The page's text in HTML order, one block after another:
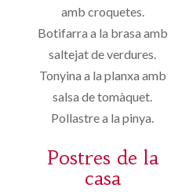
amb croquetes.
Botifarra a la brasa amb
saltejat de verdures.
Tonyina a la planxa amb
salsa de tomàquet.
Pollastre a la pinya.
Postres de la
casa